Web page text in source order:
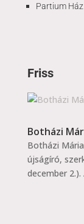
Partium Ház
Friss
Botházi
Botházi
újságíró,
december